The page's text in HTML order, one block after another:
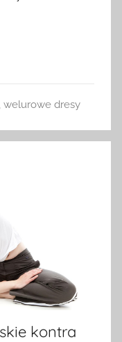
welurowe dresy
kontra